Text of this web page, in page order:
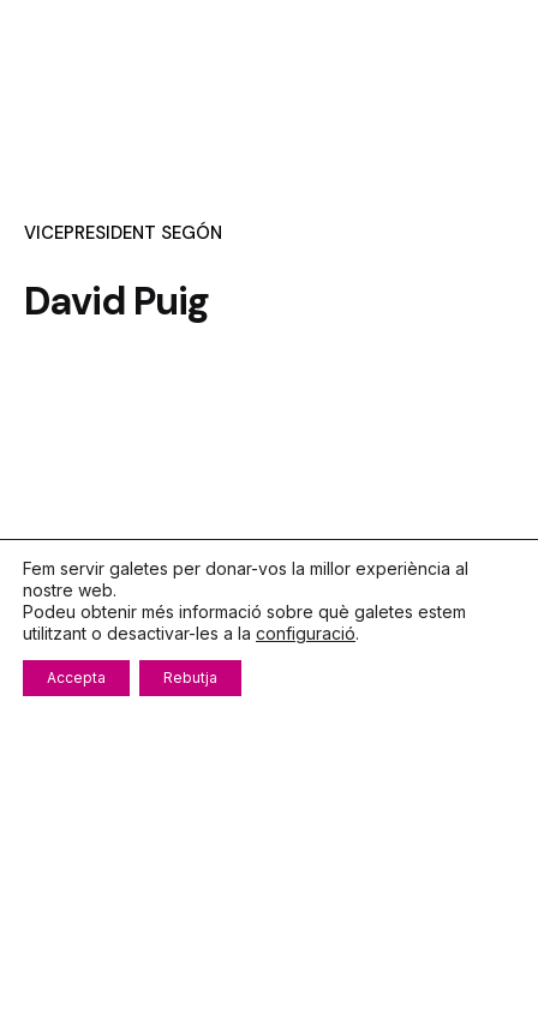
VICEPRESIDENT SEGÓN
David Puig
Fruites
Marcel
Fem servir galetes per donar-vos la millor experiència al
nostre web.
Podeu obtenir més informació sobre què galetes estem
utilitzant o desactivar-les a la configuració.
Accepta Rebutja